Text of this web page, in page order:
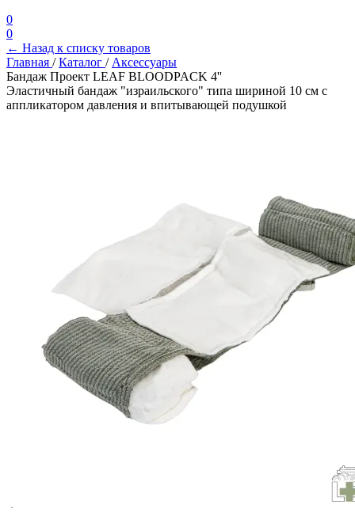
0
0
← Назад к списку товаров
Главная / Каталог / Аксессуары
Бандаж Проект LEAF BLOODPACK 4''
Эластичный бандаж "израильского" типа шириной 10 см с
аппликатором давления и впитывающей подушкой